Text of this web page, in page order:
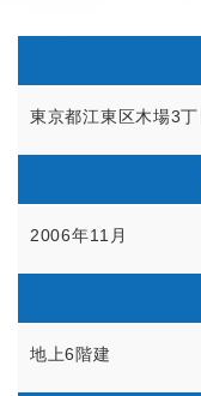
東京都江東区木場3
2006年11月
地上6階建